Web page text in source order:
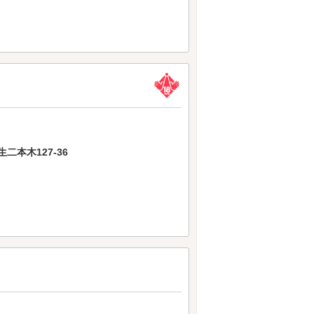
二本木127-36